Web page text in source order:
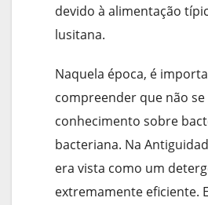
devido à alimentação
lusitana.
Naquela época, é
compreender que não
conhecimento sobre
bacteriana. Na
era vista como um
extremamente eficiente.